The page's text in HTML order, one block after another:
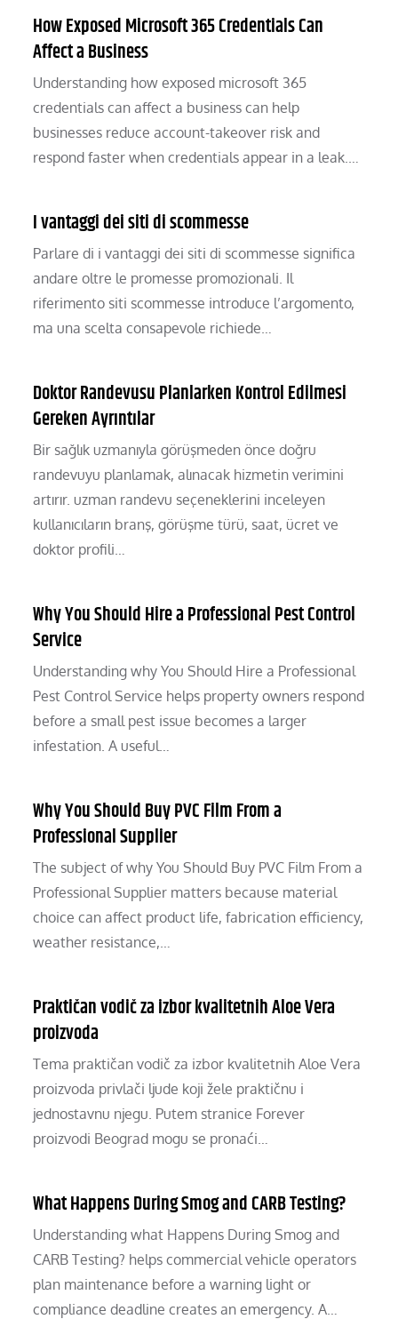
How Exposed Microsoft 365 Credentials Can
Affect a Business
Understanding how exposed microsoft 365
credentials can affect a business can help
businesses reduce account-takeover risk and
respond faster when credentials appear in a leak.…
I vantaggi dei siti di scommesse
Parlare di i vantaggi dei siti di scommesse significa
andare oltre le promesse promozionali. Il
riferimento siti scommesse introduce l’argomento,
ma una scelta consapevole richiede…
Doktor Randevusu Planlarken Kontrol Edilmesi
Gereken Ayrıntılar
Bir sağlık uzmanıyla görüşmeden önce doğru
randevuyu planlamak, alınacak hizmetin verimini
artırır. uzman randevu seçeneklerini inceleyen
kullanıcıların branş, görüşme türü, saat, ücret ve
doktor profili…
Why You Should Hire a Professional Pest Control
Service
Understanding why You Should Hire a Professional
Pest Control Service helps property owners respond
before a small pest issue becomes a larger
infestation. A useful…
Why You Should Buy PVC Film From a
Professional Supplier
The subject of why You Should Buy PVC Film From a
Professional Supplier matters because material
choice can affect product life, fabrication efficiency,
weather resistance,…
Praktičan vodič za izbor kvalitetnih Aloe Vera
proizvoda
Tema praktičan vodič za izbor kvalitetnih Aloe Vera
proizvoda privlači ljude koji žele praktičnu i
jednostavnu njegu. Putem stranice Forever
proizvodi Beograd mogu se pronaći…
What Happens During Smog and CARB Testing?
Understanding what Happens During Smog and
CARB Testing? helps commercial vehicle operators
plan maintenance before a warning light or
compliance deadline creates an emergency. A…